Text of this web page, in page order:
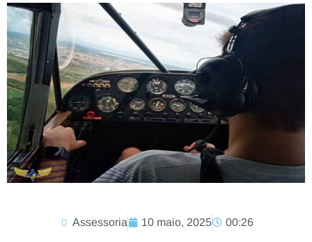
Assessoria 10 maio, 2025 00:26